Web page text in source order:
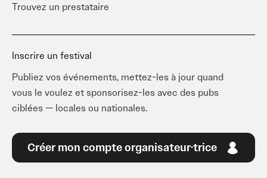
Trouvez un prestataire
Inscrire un festival
Publiez vos événements, mettez-les à jour quand
vous le voulez et sponsorisez-les avec des pubs
ciblées — locales ou nationales.
Créer mon compte organisateur·trice